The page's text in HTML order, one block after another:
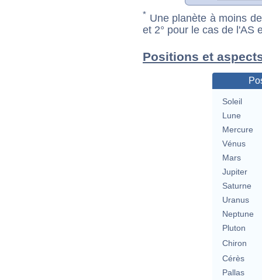
* Une planète à moins
et 2° pour le cas de l'AS
Positions et
Soleil
Lune
Mercure
Vénus
Mars
Jupiter
Saturne
Uranus
Neptune
Pluton
Chiron
Cérès
Pallas